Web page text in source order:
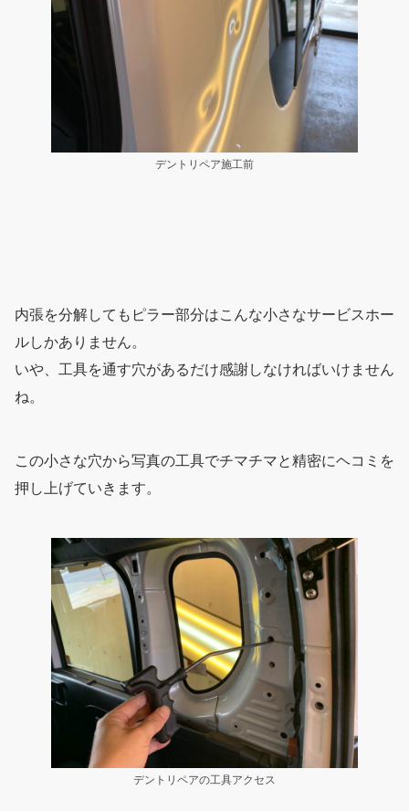
デントリペア施工前
内張を分解してもピラー部分はこんな小さなサービスホー
ルしかありません。
いや、工具を通す穴があるだけ感謝しなければいけません
ね。
この小さな穴から写真の工具でチマチマと精密にヘコミを
押し上げていきます。
デントリペアの工具アクセス